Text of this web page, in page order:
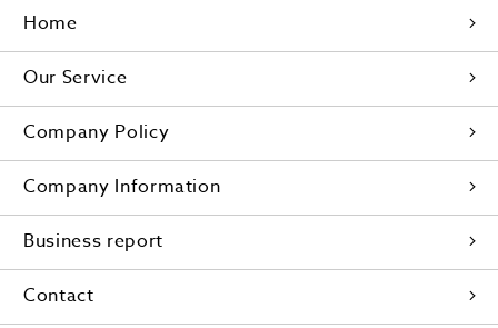
Home
Our Service
Company Policy
Company Information
Business report
Contact